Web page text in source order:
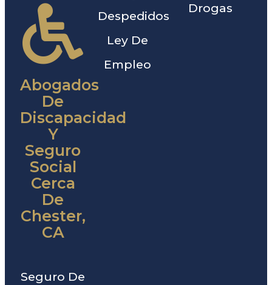
Abogados
De
Discapacidad
Y
Seguro
Social
Cerca
De
Chester,
CA
Seguro De
Despedidos
Ley De
Empleo
Drogas